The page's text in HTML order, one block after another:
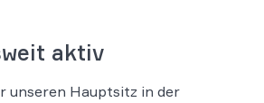
aktiv
unseren Hauptsitz in der